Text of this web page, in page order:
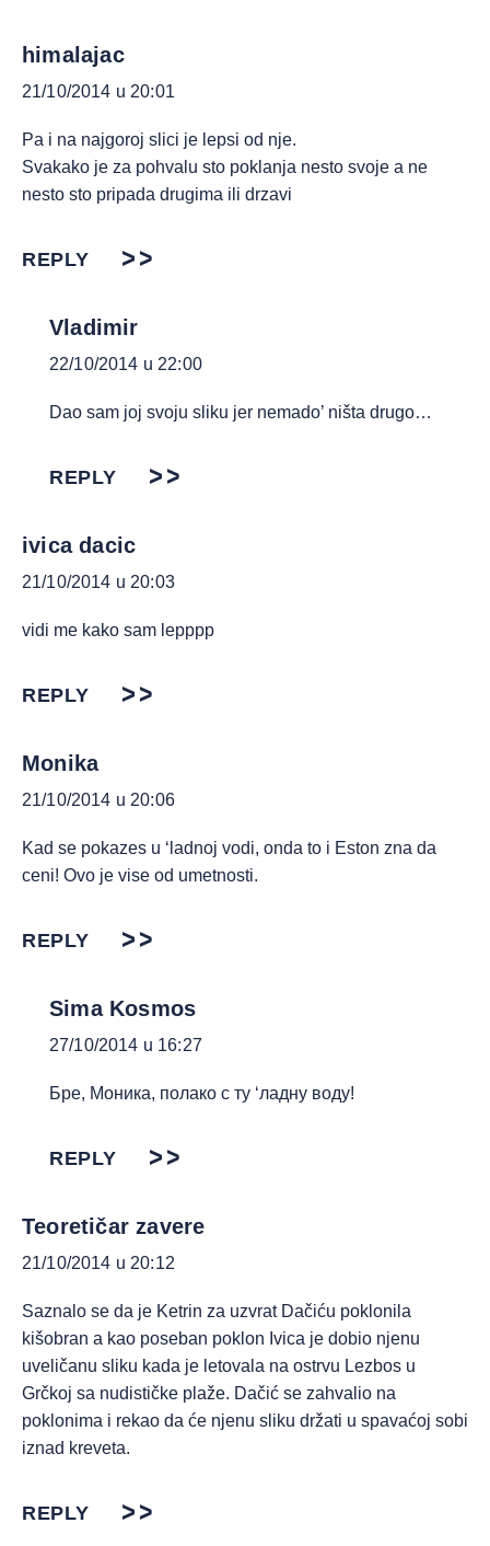
himalajac
21/10/2014 u 20:01
Pa i na najgoroj slici je lepsi od nje.
Svakako je za pohvalu sto poklanja nesto svoje a ne
nesto sto pripada drugima ili drzavi
REPLY
Vladimir
22/10/2014 u 22:00
Dao sam joj svoju sliku jer nemado’ ništa drugo…
REPLY
ivica dacic
21/10/2014 u 20:03
vidi me kako sam lepppp
REPLY
Monika
21/10/2014 u 20:06
Kad se pokazes u ‘ladnoj vodi, onda to i Eston zna da
ceni! Ovo je vise od umetnosti.
REPLY
Sima Kosmos
27/10/2014 u 16:27
Бре, Моника, полако с ту ‘ладну воду!
REPLY
Teoretičar zavere
21/10/2014 u 20:12
Saznalo se da je Ketrin za uzvrat Dačiću poklonila
kišobran a kao poseban poklon Ivica je dobio njenu
uveličanu sliku kada je letovala na ostrvu Lezbos u
Grčkoj sa nudističke plaže. Dačić se zahvalio na
poklonima i rekao da će njenu sliku držati u spavaćoj sobi
iznad kreveta.
REPLY